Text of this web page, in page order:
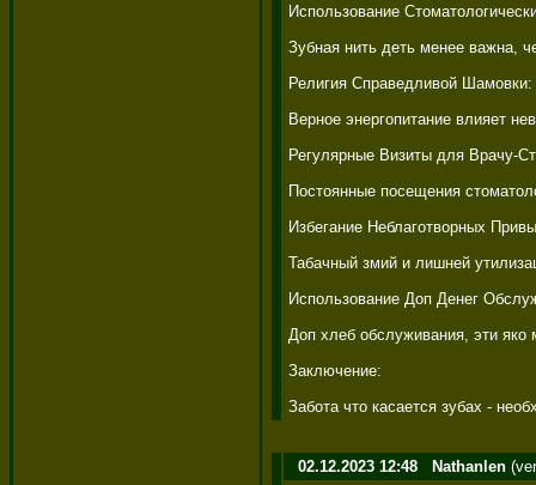
Использование
Зубная нить деть менее важна,
Религия Справедливой Шамовки:
Верное энергопитание влияет
Регулярные Визиты для Врачу-
Постоянные посещения
Избегание Неблаготворных
Табачный змий и лишней
Использование Доп Денег
Доп хлеб обслуживания, эти яко
Заключение:
Забота что касается зубах -
02.12.2023 12:48 Nathanlen